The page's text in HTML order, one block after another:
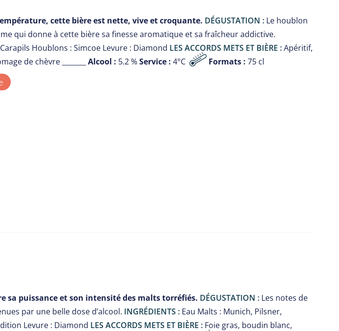
cette bière est nette, vive et croquante. DÉGUSTATION :Le houblon
qui donne à cette bière sa finesse aromatique et sa fraîcheur addictive.
Houblons : Simcoe Levure : Diamond LES ACCORDS METS ET BIÈRE :Apéritif,
de chèvre _______ Alcool : 5.2 %Service : 4°C Formats : 75 cl
sa puissance et son intensité des malts torréfiés. DÉGUSTATION :Les notes de
par une belle dose d’alcool. INGRÉDIENTS :Eau Malts : Munich, Pilsner,
Levure : Diamond LES ACCORDS METS ET BIÈRE :Foie gras, boudin blanc,